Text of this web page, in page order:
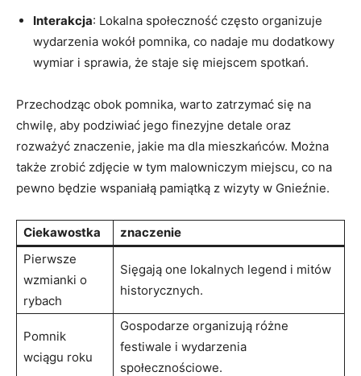
Interakcja: ‍Lokalna⁢ społeczność często organizuje
‍wydarzenia wokół‍ pomnika, ⁢co ‌nadaje mu dodatkowy⁣
wymiar​ i sprawia, że staje się miejscem spotkań.
Przechodząc obok pomnika, warto ‍zatrzymać się ‌na
chwilę, aby ​podziwiać jego finezyjne‍ detale‌ oraz
rozważyć znaczenie, ⁢jakie ma dla mieszkańców. Można
także zrobić zdjęcie ​w⁣ tym⁢ malowniczym miejscu, ⁢co na
pewno będzie wspaniałą pamiątką z wizyty w Gnieźnie.
Ciekawostka
znaczenie
Pierwsze
wzmianki o
rybach
Sięgają one⁣ lokalnych ‍legend⁤ i mitów
historycznych.
Pomnik
wciągu roku
Gospodarze⁢ organizują⁤ różne‍
festiwale ‍i wydarzenia ​
społecznościowe.